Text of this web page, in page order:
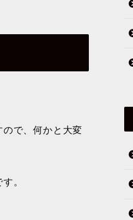
で、何かと大変
。